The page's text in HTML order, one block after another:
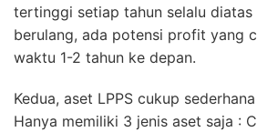
tertinggi setiap tahun selalu
berulang, ada potensi profit yang
waktu 1-2 tahun ke depan.
Kedua, aset LPPS cukup
Hanya memiliki 3 jenis aset saja :